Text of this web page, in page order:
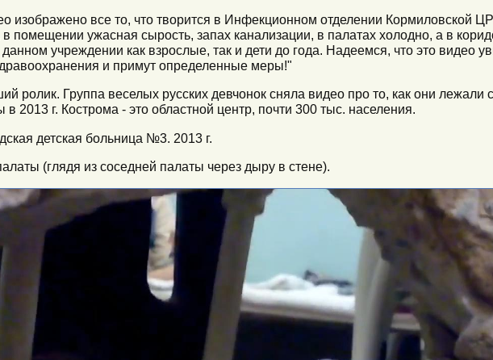
изображено все то, что творится в Инфекционном отделении Кормиловской
в помещении ужасная сырость, запах канализации, в палатах холодно, а в
учреждении как взрослые, так и дети до года. Надеемся, что это видео
и примут определенные меры!"
ролик. Группа веселых русских девчонок сняла видео про то, как они лежали
в 2013 г. Кострома - это областной центр, почти 300 тыс. населения.
детская больница №3. 2013 г.
(глядя из соседней палаты через дыру в стене).